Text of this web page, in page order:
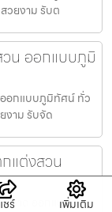
วยงาม รับต
น ออกแบบภูมิ
อกแบบภูมิทัศน์ ทั่ว
งาม รับจัด
แต่งสวน
ขนาด ออกแบบภูมิ
ชร์ เพิ่มเติม